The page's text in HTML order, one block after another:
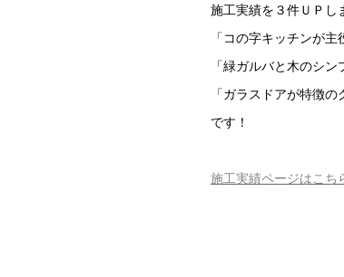
施工実績を３件ＵＰし
「コの字キッチンが主
「緑ガルバと木のシン
「ガラスドアが特徴の
です！
施工実績ページはこち